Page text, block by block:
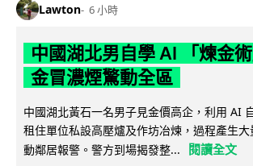
Lawton 6 小時
中國湖北男自學 AI 「煉金
金冒濃煙驚動全區
中國湖北黃石一名男子見金價高企，利用 AI
租住單位私設高壓爐及作坊冶煉，過程產生
動鄰居報警。警方到場揭發整...
閱讀全文